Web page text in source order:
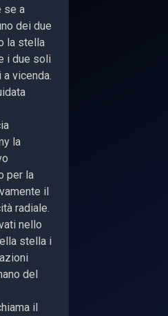
se a
dei due
la stella
i due soli
vicenda.
la
per la
il
radiale.
nello
stella i
del
il